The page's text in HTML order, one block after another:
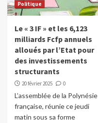
Politique
Le « 3 IF » et les 6,123
milliards Fcfp annuels
alloués par l’Etat pour
des investissements
structurants
20 février 2025 0
L’assemblée de la Polynésie
française, réunie ce jeudi
matin sous sa forme